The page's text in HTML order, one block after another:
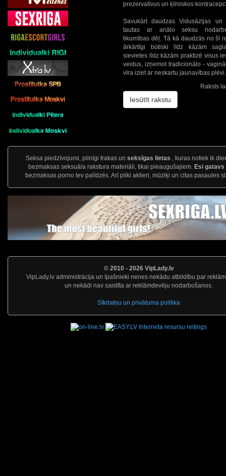
prezervatīvus un ķīmiskos
Savukārt daudzas Vidusāzijas un
tautas ar anālo seksu
tikumības dēļ. Tā kā daudzās no šī
ārkārtīgi būtiski līdz kāzām
sievietes līdz kāzām praktizē visus
veidus, izņemot tradicionālo -
vīra iziet ar neskartu jaunavības plēvi.
Raksts
Iesūtīt rakstu
Seksa piedzīvojumi, pilnīgi trakas un seksīgas lietas , kuras notiek ik
bezmaksas seksuāla rakstura materiāli, tikai pieaugušajiem. Esi
bezmaksas porno tev palīdzēs. Arī pliki aktieri, mūziķi un citas pasaules
© 2010 - 2026 VipLady.lv
VipLady.lv administrācija un īpašnieki nenes nekādu atbildību par
un nekādi nav saistīta ar reklāmdevēju nodarbošanos.
Sīkdatņu un privātuma politika